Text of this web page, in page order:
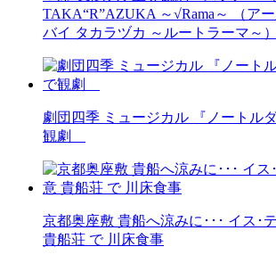
TAKA“R”AZUKA ～√Rama～ （ア
バイ タカラヅカ ～ルートラーマ～）
劇団四季 ミュージカル 『ノートル
観劇
京都奥座敷 貴船へ涼みに･･･ イス･
貴船荘 で 川床食事